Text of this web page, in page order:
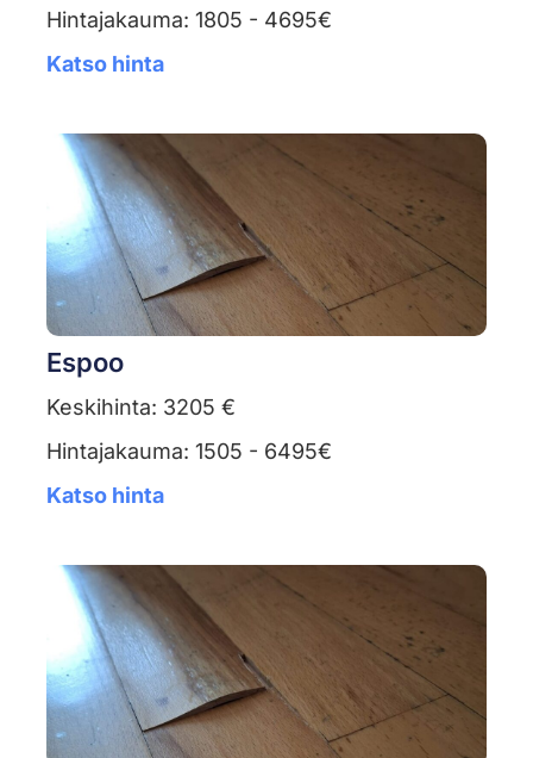
Hintajakauma: 1805 - 4695€
Katso hinta
Espoo
Keskihinta: 3205 €
Hintajakauma: 1505 - 6495€
Katso hinta